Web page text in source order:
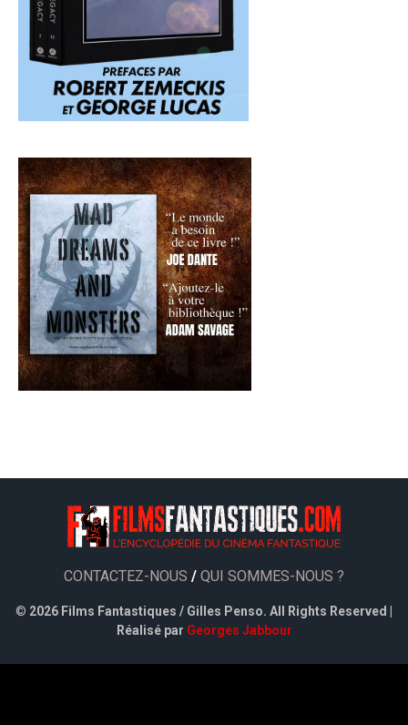
CONTACTEZ-NOUS / QUI SOMMES-NOUS ?
© 2026 Films Fantastiques / Gilles Penso. All Rights Reserved |
Réalisé par Georges Jabbour